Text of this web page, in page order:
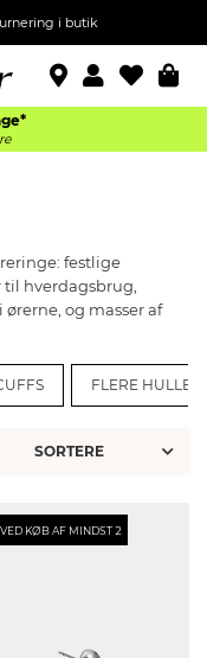
i butik
festlige
hverdagsbrug,
og masser af
FLERE
VED KØB AF MINDST 2